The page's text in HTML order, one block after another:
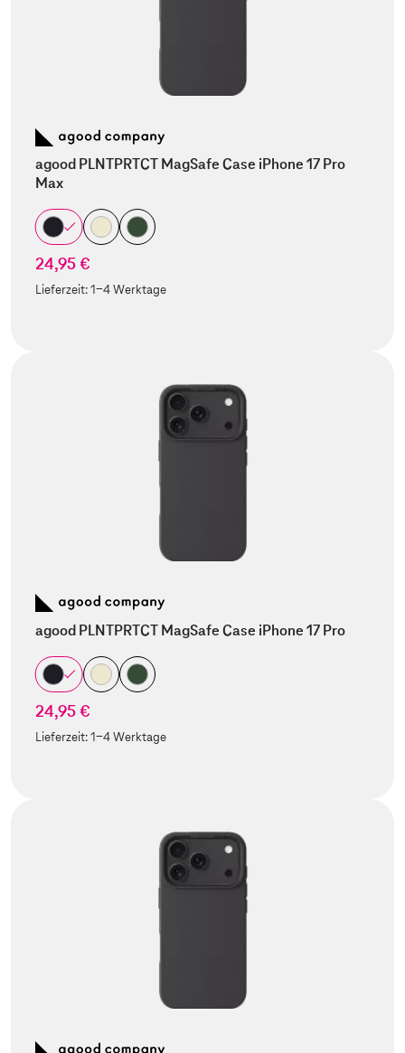
agood PLNTPRTCT MagSafe Case iPhone 17 Pro
Max
24,95 €
Lieferzeit:1-4 Werktage
agood PLNTPRTCT MagSafe Case iPhone 17 Pro
24,95 €
Lieferzeit:1-4 Werktage